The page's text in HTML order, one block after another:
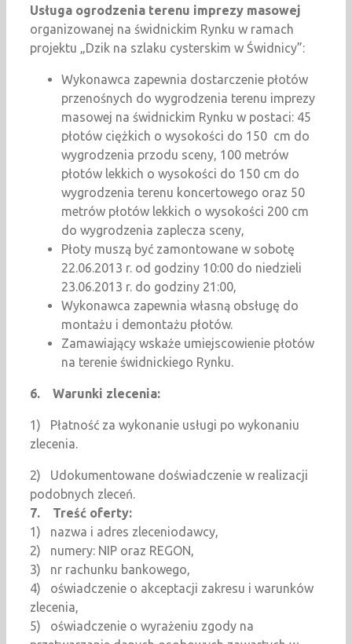
Usługa ogrodzenia terenu imprezy masowej
organizowanej na świdnickim Rynku w ramach
projektu „Dzik na szlaku cysterskim w Świdnicy”:
Wykonawca zapewnia dostarczenie płotów
przenośnych do wygrodzenia terenu imprezy
masowej na świdnickim Rynku w postaci: 45
płotów ciężkich o wysokości do 150 cm do
wygrodzenia przodu sceny, 100 metrów
płotów lekkich o wysokości do 150 cm do
wygrodzenia terenu koncertowego oraz 50
metrów płotów lekkich o wysokości 200 cm
do wygrodzenia zaplecza sceny,
Płoty muszą być zamontowane w sobotę
22.06.2013 r. od godziny 10:00 do niedzieli
23.06.2013 r. do godziny 21:00,
Wykonawca zapewnia własną obsługę do
montażu i demontażu płotów.
Zamawiający wskaże umiejscowienie płotów
na terenie świdnickiego Rynku.
6. Warunki zlecenia:
1) Płatność za wykonanie usługi po wykonaniu
zlecenia.
2) Udokumentowane doświadczenie w realizacji
podobnych zleceń.
7. Treść oferty:
1) nazwa i adres zleceniodawcy,
2) numery: NIP oraz REGON,
3) nr rachunku bankowego,
4) oświadczenie o akceptacji zakresu i warunków
zlecenia,
5) oświadczenie o wyrażeniu zgody na